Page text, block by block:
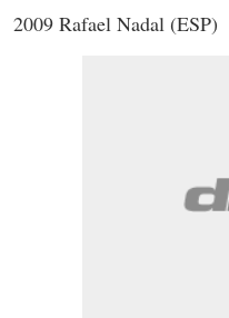
2009 Rafael Nadal (ESP)